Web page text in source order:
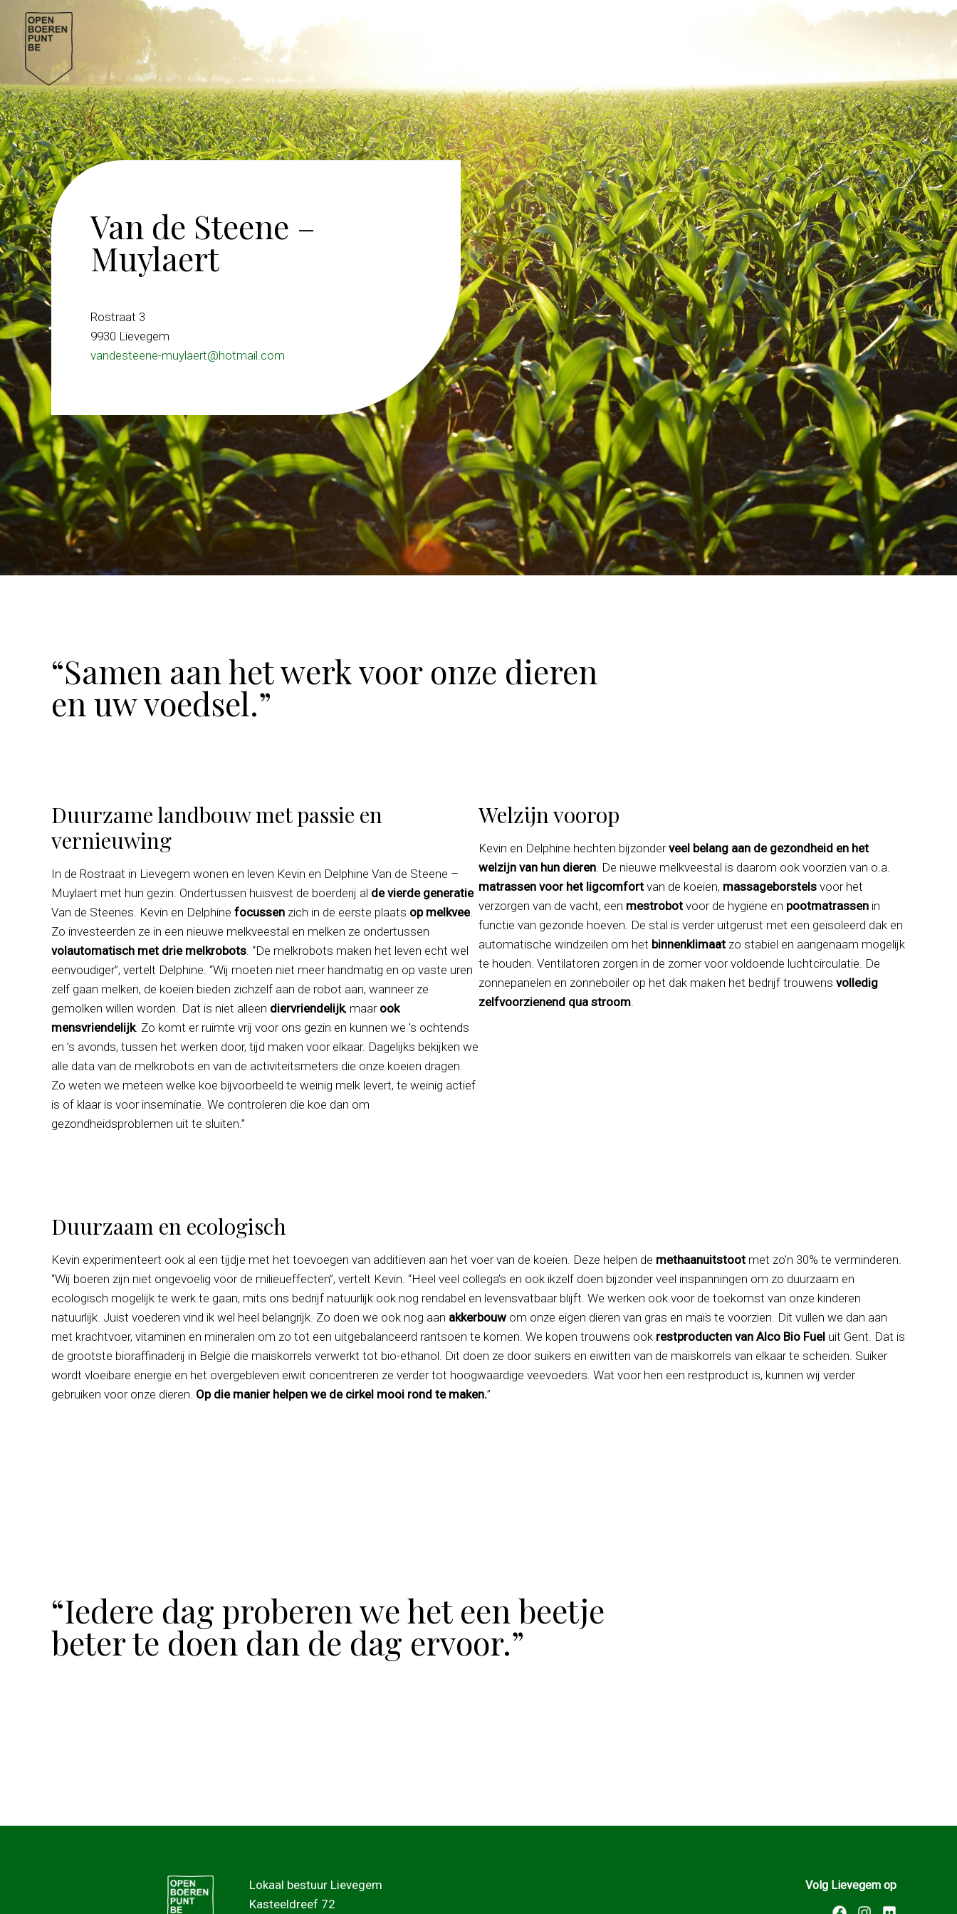
Spring
inhoud
Van de Steene –
Muylaert
Rostraat 3
9930 Lievegem
vandesteene-muylaert@hotmail.com
“Samen aan het werk voor onze dieren
en uw voedsel.”
Duurzame landbouw met passie en
vernieuwing
In de Rostraat in Lievegem wonen en leven Kevin en Delphine Van de Steene –
Muylaert met hun gezin. Ondertussen huisvest de boerderij al de vierde generatie
Van de Steenes. Kevin en Delphine focussen zich in de eerste plaats op melkvee.
Zo investeerden ze in een nieuwe melkveestal en melken ze ondertussen
volautomatisch met drie melkrobots. “De melkrobots maken het leven echt wel
eenvoudiger”, vertelt Delphine. “Wij moeten niet meer handmatig en op vaste uren
zelf gaan melken, de koeien bieden zichzelf aan de robot aan, wanneer ze
gemolken willen worden. Dat is niet alleen diervriendelijk, maar ook
mensvriendelijk. Zo komt er ruimte vrij voor ons gezin en kunnen we ’s ochtends
en ’s avonds, tussen het werken door, tijd maken voor elkaar. Dagelijks bekijken we
alle data van de melkrobots en van de activiteitsmeters die onze koeien dragen.
Zo weten we meteen welke koe bijvoorbeeld te weinig melk levert, te weinig actief
is of klaar is voor inseminatie. We controleren die koe dan om
gezondheidsproblemen uit te sluiten.”
Welzijn voorop
Kevin en Delphine hechten bijzonderveel belang aan de gezondheid en het
welzijn van hun dieren. De nieuwe melkveestal is daarom ook voorzien van o.a.
matrassen voor het ligcomfort van de koeien, massageborstels voor het
verzorgen van de vacht, een mestrobot voor de hygiëne en pootmatrassen in
functie van gezonde hoeven. De stal is verder uitgerust met een geïsoleerd dak en
automatische windzeilen om het binnenklimaat zo stabiel en aangenaam mogelijk
te houden. Ventilatoren zorgen in de zomer voor voldoende luchtcirculatie. De
zonnepanelen en zonneboiler op het dak maken het bedrijf trouwens volledig
zelfvoorzienend qua stroom.
Duurzaam en ecologisch
Kevin experimenteert ook al een tijdje met het toevoegen van additieven aan het voer van de koeien. Deze helpen de methaanuitstoot met zo’n 30% te verminderen.
“Wij boeren zijn niet ongevoelig voor de milieueffecten”, vertelt Kevin. “Heel veel collega’s en ook ikzelf doen bijzonder veel inspanningen om zo duurzaam en
ecologisch mogelijk te werk te gaan, mits ons bedrijf natuurlijk ook nog rendabel en levensvatbaar blijft. We werken ook voor de toekomst van onze kinderen
natuurlijk. Juist voederen vind ik wel heel belangrijk. Zo doen we ook nog aan akkerbouw om onze eigen dieren van gras en maïs te voorzien. Dit vullen we dan aan
met krachtvoer, vitaminen en mineralen om zo tot een uitgebalanceerd rantsoen te komen. We kopen trouwens ook restproducten van Alco Bio Fuel uit Gent. Dat is
de grootste bioraffinaderij in België die maïskorrels verwerkt tot bio-ethanol. Dit doen ze door suikers en eiwitten van de maïskorrels van elkaar te scheiden. Suiker
wordt vloeibare energie en het overgebleven eiwit concentreren ze verder tot hoogwaardige veevoeders. Wat voor hen een restproduct is, kunnen wij verder
gebruiken voor onze dieren. Op die manier helpen we de cirkel mooi rond te maken.”
“Iedere dag proberen we het een beetje
beter te doen dan de dag ervoor.”
Lokaal bestuur Lievegem
Kasteeldreef 72
Volg Lievegem op